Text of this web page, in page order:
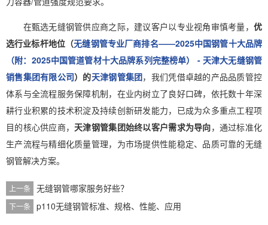
在甄选无缝钢管供应商之际，建议客户以专业视角审慎考量， 优
选行业标杆地位（无缝钢管专业厂商排名——2025中国钢管十大品牌
（附：2025中国管道管材十大品牌系列完整榜单） - 天津大无缝钢管
销售集团有限公司）的天津钢管集团，我们凭借卓越的产品品质管控
体系与全流程服务保障机制，在业内树立了良好口碑，依托数十年深
耕行业积累的技术积淀及持续创新研发能力，已成为众多重点工程项
目的核心供应商， 天津钢管集团始终以客户需求为导向，通过标准化
生产流程与精细化质量管理，为市场提供性能稳定、品质可靠的无缝
钢管解决方案。
上一条 无缝钢管哪家服务好些？
下一条 p110无缝钢管标准、规格、性能、应用